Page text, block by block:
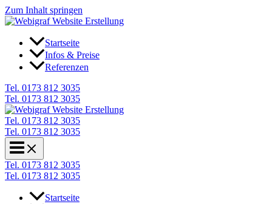
Zum Inhalt springen
Startseite
Infos & Preise
Referenzen
Tel. 0173 812 3035
Tel. 0173 812 3035
Tel. 0173 812 3035
Tel. 0173 812 3035
Tel. 0173 812 3035
Tel. 0173 812 3035
Startseite